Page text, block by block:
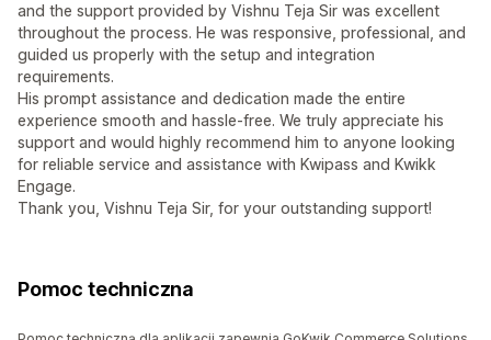
and the support provided by Vishnu Teja Sir was excellent
throughout the process. He was responsive, professional, and
guided us properly with the setup and integration
requirements.
His prompt assistance and dedication made the entire
experience smooth and hassle-free. We truly appreciate his
support and would highly recommend him to anyone looking
for reliable service and assistance with Kwipass and Kwikk
Engage.
Thank you, Vishnu Teja Sir, for your outstanding support!
Pomoc techniczna